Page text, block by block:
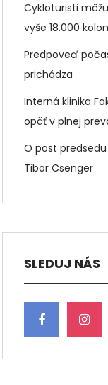
Cykloturisti
vyše 18.000
Predpoveď
prichádza
Interná klinika
opäť v plnej
O post
Tibor Csenger
SLEDUJ NÁS